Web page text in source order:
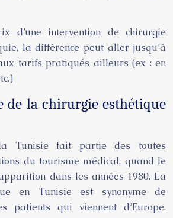
d’une intervention de chirurgie
la différence peut aller jusqu’à
tarifs pratiqués ailleurs (ex : en
de la chirurgie esthétique
Tunisie fait partie des toutes
du tourisme médical, quand le
dans les années 1980. La
en Tunisie est synonyme de
patients qui viennent d’Europe.